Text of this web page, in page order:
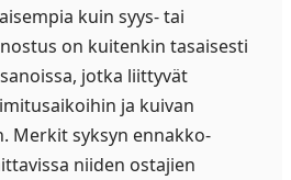
kuin syys- tai
on kuitenkin tasaisesti
jotka liittyvät
ja kuivan
Merkit syksyn ennakko-
niiden ostajien